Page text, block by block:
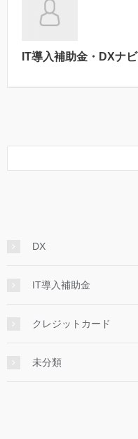
IT導入補助金・DXナビ
DX
IT導入補助金
クレジットカード
未分類